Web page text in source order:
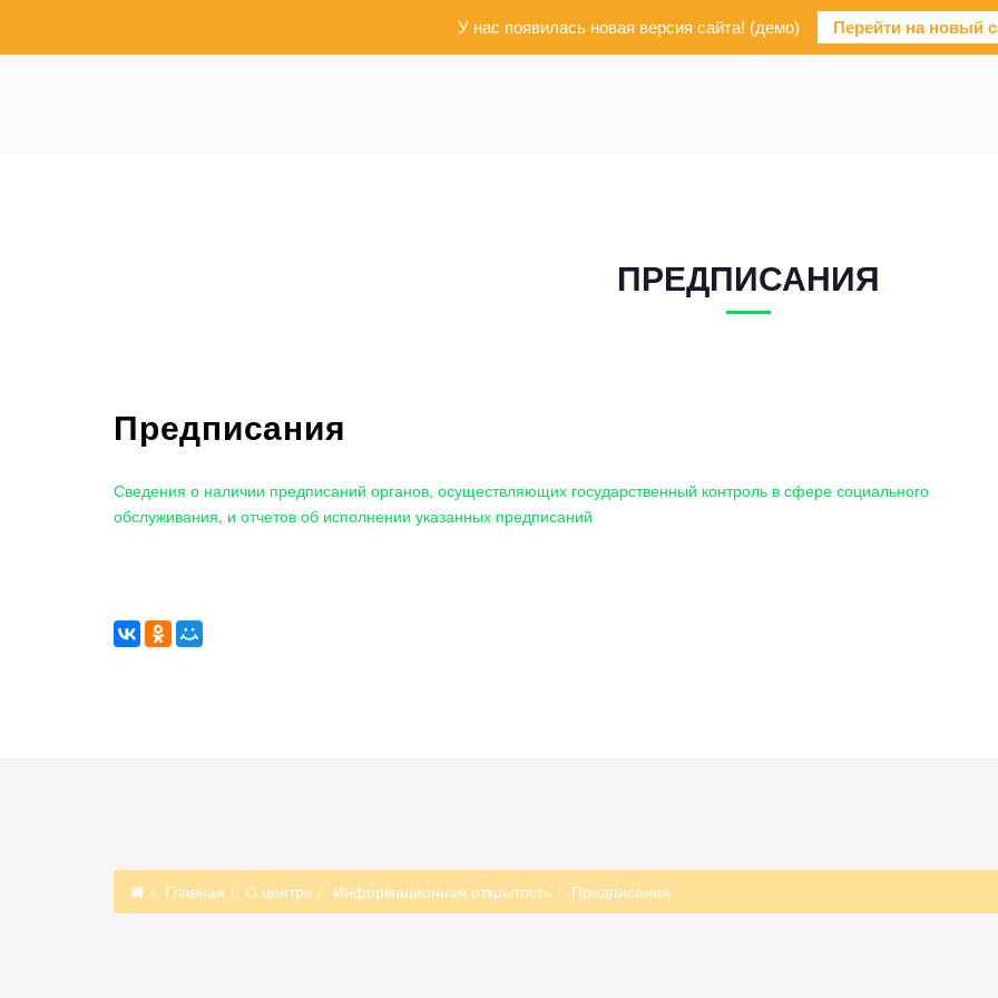
У нас появилась новая версия сайта! (демо) Перейти на новый
ПРЕДПИСАНИЯ
Предписания
Сведения о наличии предписаний органов, осуществляющих государственный контроль в сфере социального
обслуживания, и отчетов об исполнении указанных предписаний
Главная О центре Информационная открытость Предписания